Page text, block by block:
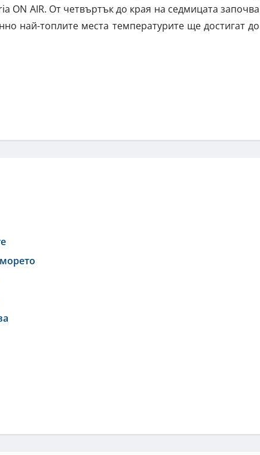
AIR. От четвъртък до края на седмицата започва
най-топлите места температурите ще достигат до